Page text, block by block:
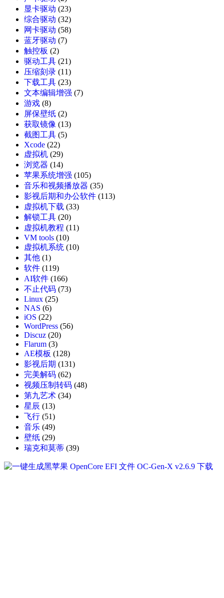
显卡驱动 (23)
综合驱动 (32)
网卡驱动 (58)
蓝牙驱动 (7)
触控板 (2)
驱动工具 (21)
压缩刻录 (11)
下载工具 (23)
文本编辑增强 (7)
游戏 (8)
屏保壁纸 (2)
获取镜像 (13)
截图工具 (5)
Xcode (22)
虚拟机 (29)
浏览器 (14)
苹果系统增强 (105)
音乐和视频播放器 (35)
影视后期和办公软件 (113)
虚拟机下载 (33)
解锁工具 (20)
虚拟机教程 (11)
VM tools (10)
虚拟机系统 (10)
其他 (1)
软件 (119)
AI软件 (166)
不止代码 (73)
Linux (25)
NAS (6)
iOS (22)
WordPress (56)
Discuz (20)
Flarum (3)
AE模板 (128)
影视后期 (131)
完美解码 (62)
视频压制转码 (48)
第九艺术 (34)
星辰 (13)
飞行 (51)
音乐 (49)
壁纸 (29)
瑞克和莫蒂 (39)